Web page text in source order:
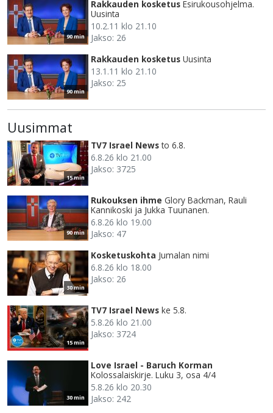
90 min
Rakkauden kosketus Esirukousohjelma.
Uusinta
10.2.11 klo 21.10
Jakso: 26
90 min
Rakkauden kosketus Uusinta
13.1.11 klo 21.10
Jakso: 25
Uusimmat
15 min
TV7 Israel News to 6.8.
6.8.26 klo 21.00
Jakso: 3725
90 min
Rukouksen ihme Glory Backman, Rauli
Kannikoski ja Jukka Tuunanen.
6.8.26 klo 19.00
Jakso: 47
30 min
Kosketuskohta Jumalan nimi
6.8.26 klo 18.00
Jakso: 26
15 min
TV7 Israel News ke 5.8.
5.8.26 klo 21.00
Jakso: 3724
30 min
Love Israel - Baruch Korman
Kolossalaiskirje. Luku 3, osa 4/4
5.8.26 klo 20.30
Jakso: 242